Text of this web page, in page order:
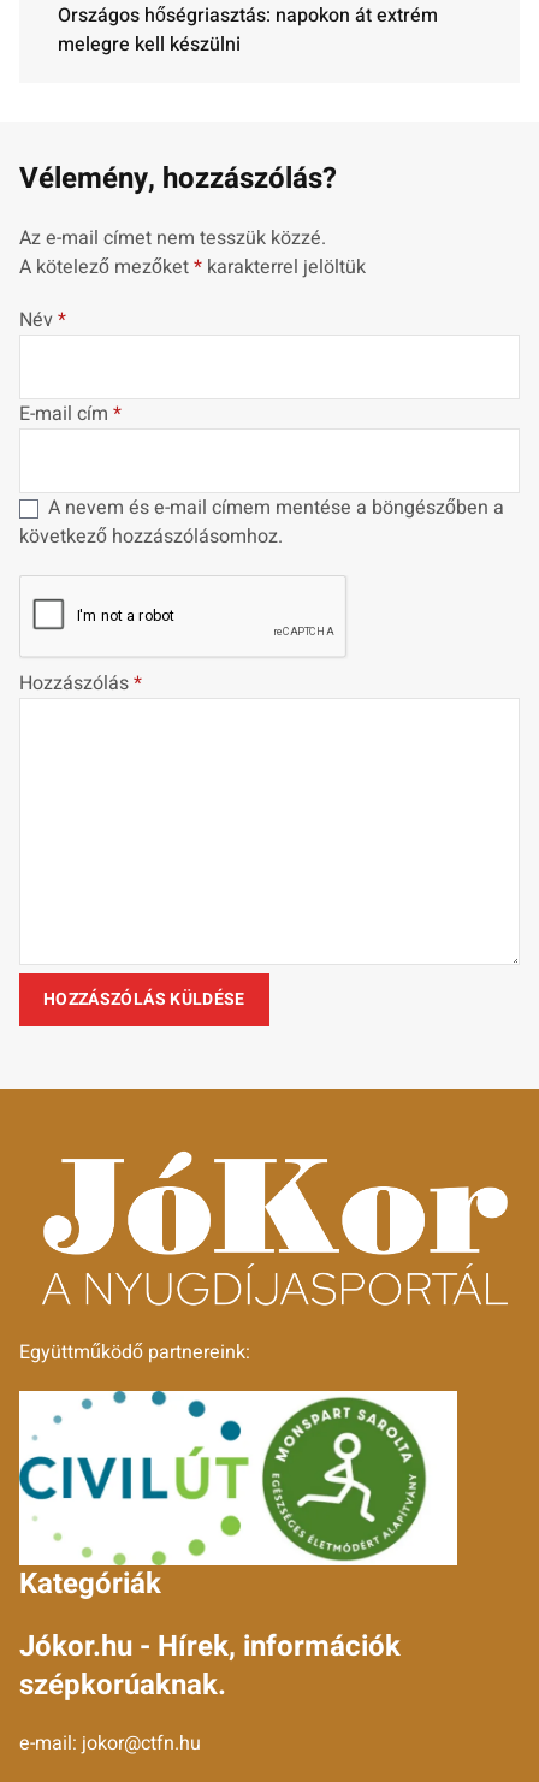
Országos hőségriasztás: napokon át extrém
melegre kell készülni
Vélemény, hozzászólás?
Az e-mail címet nem tesszük közzé.
A kötelező mezőket* karakterrel jelöltük
Név*
E-mail cím *
A nevem és e-mail címem mentése a böngészőben a
következő hozzászólásomhoz.
Hozzászólás*
Együttműködő partnereink:
Kategóriák
Jókor.hu - Hírek, információk
szépkorúaknak.
e-mail: jokor@ctfn.hu